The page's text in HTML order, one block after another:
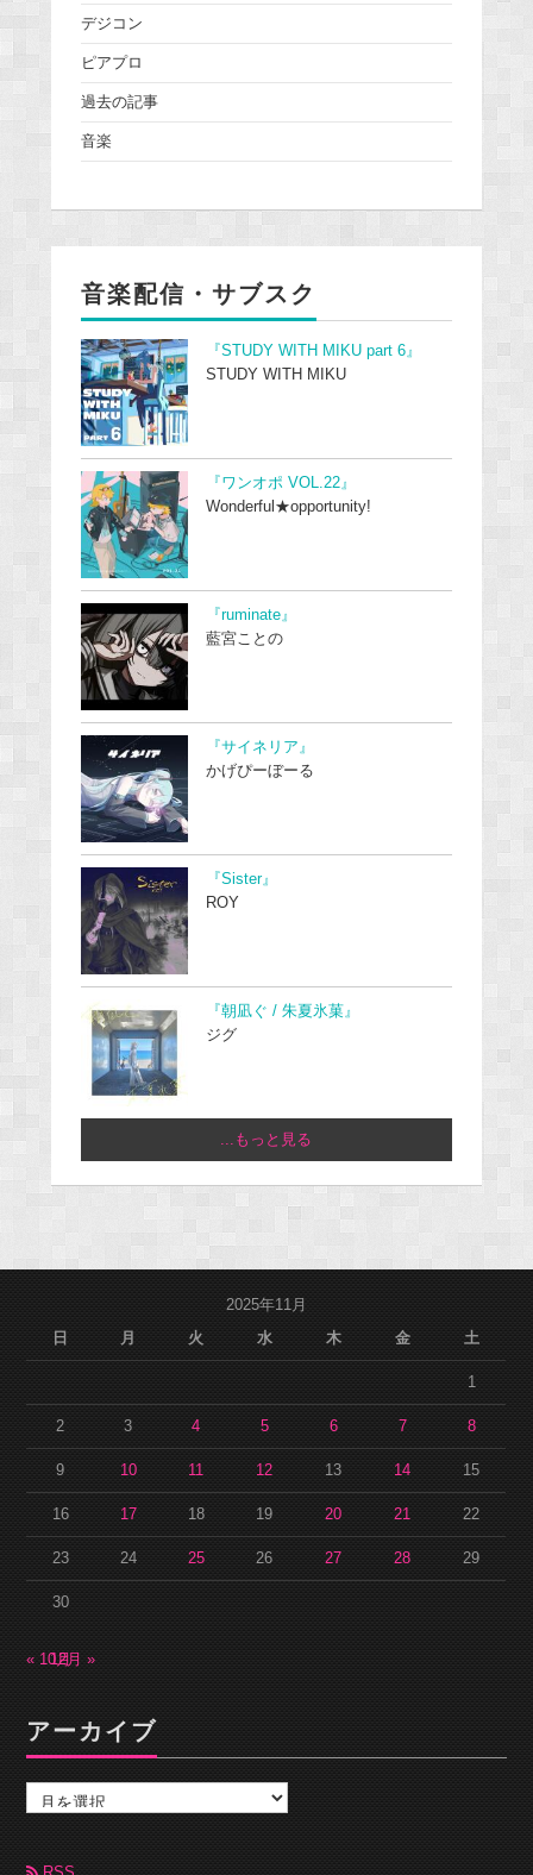
デジコン
ピアプロ
過去の記事
音楽
音楽配信・サブスク
『STUDY WITH MIKU part 6』
STUDY WITH MIKU
『ワンオポ VOL.22』
Wonderful★opportunity!
『ruminate』
藍宮ことの
『サイネリア』
かげぴーぼーる
『Sister』
ROY
『朝凪ぐ / 朱夏氷菓』
ジグ
...もっと見る
2025年11月
日
月 火 水 木 金 土
1
2 3 4 5 6 7 8
9 10 11 12 13 14 15
16 17 18 19 20 21 22
23 24 25 26 27 28 29
30
« 10月12月 »
アーカイブ
カ
ブ